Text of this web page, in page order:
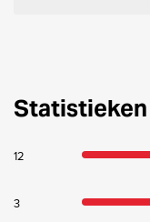
Statistieken
12
3